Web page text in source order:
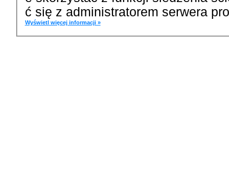
ć się z administratorem serwera
Wyświetl więcej informacji »